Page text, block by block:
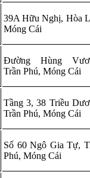
39A Hữu Nghị, Hòa
Móng Cái
Đường Hùng
Trần Phú, Móng Cái
Tầng 3, 38 Triều
Trần Phú, Móng Cái
Số 60 Ngô Gia Tự,
Phú, Móng Cái